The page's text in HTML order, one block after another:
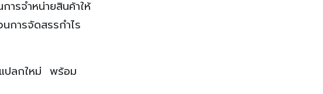
ารจำหน่ายสินค้าให้
การจัดสรรกำไร
ปลกใหม่ พร้อม